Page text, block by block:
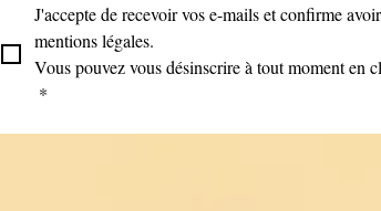
J'accepte de recevoir vos e-mails et confirme
mentions légales.
Vous pouvez vous désinscrire à tout moment en
*